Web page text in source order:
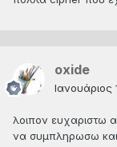
oxide
Ιανουάριος
λοιπον ευχαριστω
να συμπληρωσω και